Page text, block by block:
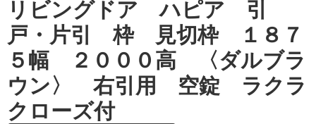
リビングドア ハピア 引
戸・片引 枠 見切枠 １８７
５幅 ２０００高 〈ダルブラ
ウン〉 右引用 空錠 ラクラ
クローズ付